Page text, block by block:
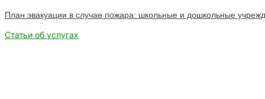
План эвакуации в случае пожара: школьные и дошкольные
Статьи об услугах